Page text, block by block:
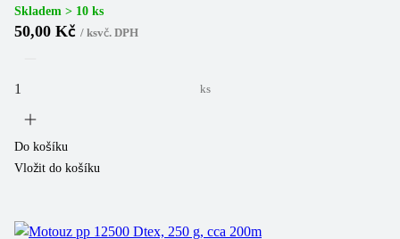
Skladem > 10 ks
50,00 Kč / ksvč. DPH
ks
Do košíku
Vložit do košíku